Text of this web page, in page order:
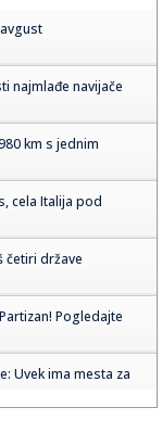
najmlađe navijače
km s jednim
cela Italija pod
četiri države
Pogledajte
Uvek ima mesta za